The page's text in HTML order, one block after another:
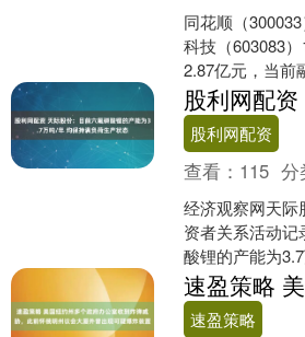
同花顺（
科技（603083
2.87亿元，当前
流通市值的
股利网配资
查看： 115 分
经济观察网天际
资者关系活动
酸锂的产能为
六氟磷酸锂工厂
态，六氟磷酸锂
速盈策略